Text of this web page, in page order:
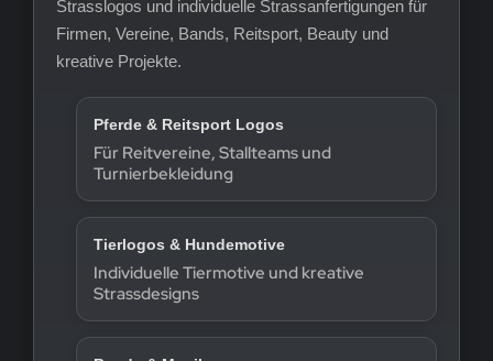
Strasslogos und individuelle Strassanfertigungen für
Firmen, Vereine, Bands, Reitsport, Beauty und
kreative Projekte.
Pferde & Reitsport Logos
Für Reitvereine, Stallteams und
Turnierbekleidung
Tierlogos & Hundemotive
Individuelle Tiermotive und kreative
Strassdesigns